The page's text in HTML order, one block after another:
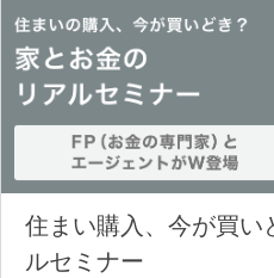
住まい購入、今が買い
ルセミナー